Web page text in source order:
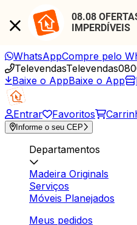
08.08
IMPERDÍVEIS
WhatsAppCompre pelo
TelevendasTelevendas
Baixe o AppBaixe o App
Entrar Favoritos
Informe o seu CEP
Departamentos
Madeira Originals
Serviços
Móveis Planejados
Meus pedidos